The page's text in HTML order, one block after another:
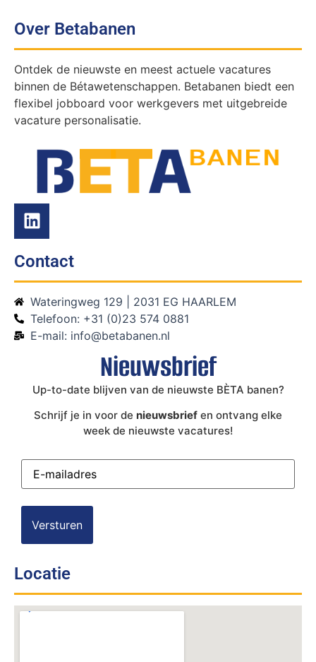
Over Betabanen
Ontdek de nieuwste en meest actuele vacatures
binnen de Bétawetenschappen. Betabanen biedt een
flexibel jobboard voor werkgevers met uitgebreide
vacature personalisatie.
Contact
Wateringweg 129 | 2031 EG HAARLEM
Telefoon: +31 (0)23 574 0881
E-mail: info@betabanen.nl
Nieuwsbrief
Up-to-date blijven van de nieuwste BÈTA banen?
Schrijf je in voor de nieuwsbrief en ontvang elke
week de nieuwste vacatures!
E-
mailadres(Vereist)
Locatie